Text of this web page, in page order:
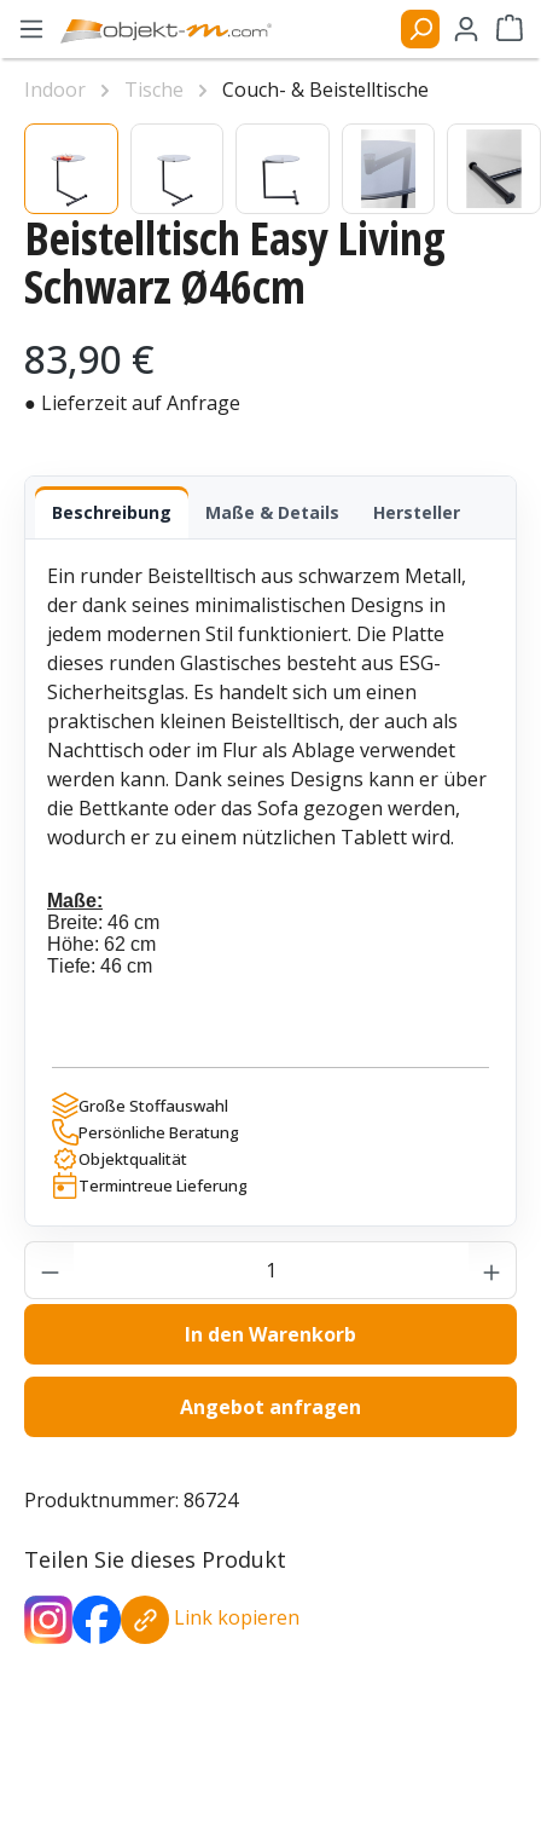
Zum Hauptinhalt springen
Beistelltisch Easy Living
Schwarz Ø46cm
Regulärer Preis:
83,90 €
● Lieferzeit auf Anfrage
Beschreibung Maße & Details Hersteller
Ein runder Beistelltisch aus schwarzem Metall,
der dank seines minimalistischen Designs in
jedem modernen Stil funktioniert. Die Platte
dieses runden Glastisches besteht aus ESG-
Sicherheitsglas. Es handelt sich um einen
praktischen kleinen Beistelltisch, der auch als
Nachttisch oder im Flur als Ablage verwendet
werden kann. Dank seines Designs kann er über
die Bettkante oder das Sofa gezogen werden,
wodurch er zu einem nützlichen Tablett wird.
Maße:
Breite: 46 cm
Höhe: 62 cm
Tiefe: 46 cm
Große Stoffauswahl
Persönliche Beratung
Objektqualität
Termintreue Lieferung
Produkt Anzahl: Gib den gewünschten
In den Warenkorb
Angebot anfragen
Produktnummer: 86724
Teilen Sie dieses Produkt
Link kopieren
Indoor Tische
Couch- & Beistelltische
Bildergalerie überspringen